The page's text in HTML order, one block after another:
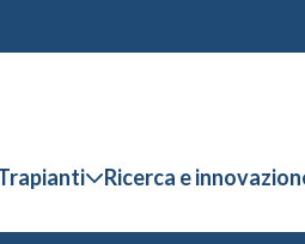
Ricerca e